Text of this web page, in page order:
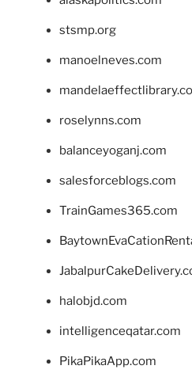
stsmp.org
manoelneves.com
roselynns.com
balanceyoganj.com
salesforceblogs.com
TrainGames365.com
halobjd.com
intelligenceqatar.com
PikaPikaApp.com